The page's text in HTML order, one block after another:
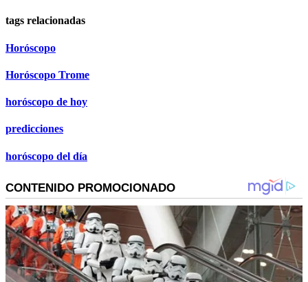
tags relacionadas
Horóscopo
Horóscopo Trome
horóscopo de hoy
predicciones
horóscopo del día